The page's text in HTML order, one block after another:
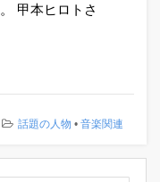
甲本ヒロトさ
話題の人物 • 音楽関連